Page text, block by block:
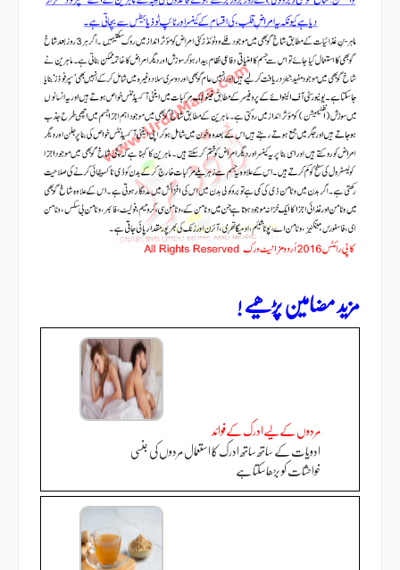
مزید مضامین پڑھیے !
مردوں کےلیےادرک کےفوائد
ادویات کے ساتھ ساتھ ادرک کا استعمال مردوں کی جنسی
خواحشات کو بڑھاسکتا ہے